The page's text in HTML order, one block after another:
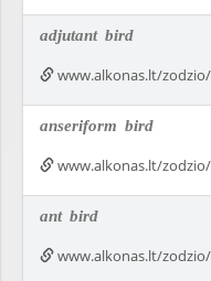
adjutant bird
www.alkonas.lt/
anseriform bird
www.alkonas.lt/
ant bird
www.alkonas.lt/